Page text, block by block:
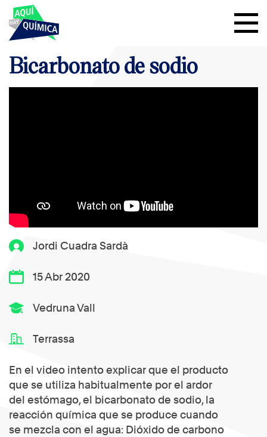
Jordi Cuadra Sardà
15 Abr 2020
Vedruna Vall
Terrassa
En el video intento explicar que el producto
que se utiliza habitualmente por el ardor
del estómago, el bicarbonato de sodio, la
reacción química que se produce cuando
se mezcla con el agua: Dióxido de carbono
Bicarbonato de sodio